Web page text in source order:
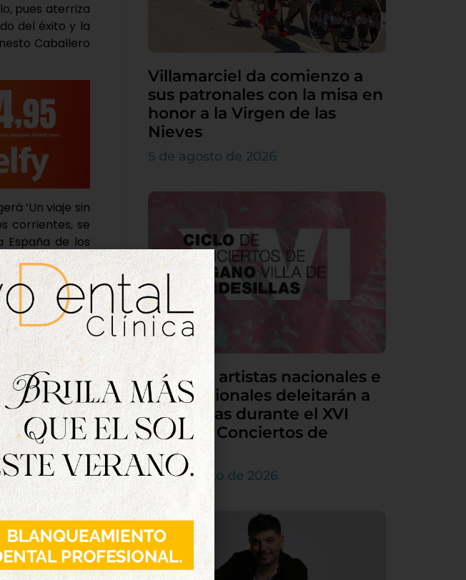
pues aterriza
del éxito y la
Caballero
‘Un viaje sin
corrientes, se
de los
a través del
sobre las
renuncias y
este trae.
a la venta en
en el
Villamarciel da comienzo a
sus patronales con la misa en
honor a la Virgen de las
Nieves
5 de agosto de 2026
Grandes artistas nacionales e
internacionales deleitarán a
Tordesillas durante el XVI
Ciclo de Conciertos de
Órgano
4 de agosto de 2026